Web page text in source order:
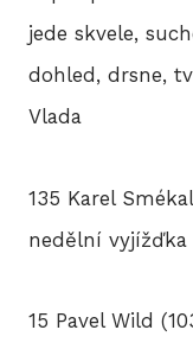
jede skvele,
dohled, drsne,
Vlada
135 Karel
nedělní
15 Pavel Wild